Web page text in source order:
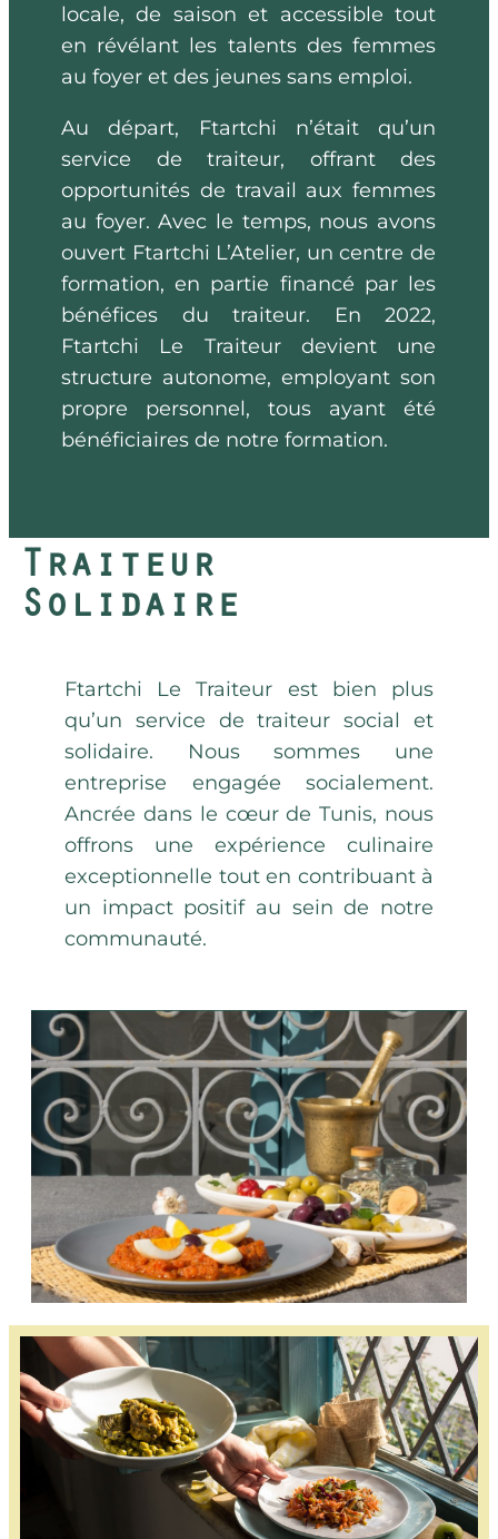
locale, de saison et accessible tout
en révélant les talents des femmes
au foyer et des jeunes sans emploi.
Au départ, Ftartchi n’était qu’un
service de traiteur, offrant des
opportunités de travail aux femmes
au foyer. Avec le temps, nous avons
ouvert Ftartchi L’Atelier, un centre de
formation, en partie financé par les
bénéfices du traiteur. En 2022,
Ftartchi Le Traiteur devient une
structure autonome, employant son
propre personnel, tous ayant été
bénéficiaires de notre formation.
Traiteur
Solidaire
Ftartchi Le Traiteur est bien plus
qu’un service de traiteur social et
solidaire. Nous sommes une
entreprise engagée socialement.
Ancrée dans le cœur de Tunis, nous
offrons une expérience culinaire
exceptionnelle tout en contribuant à
un impact positif au sein de notre
communauté.